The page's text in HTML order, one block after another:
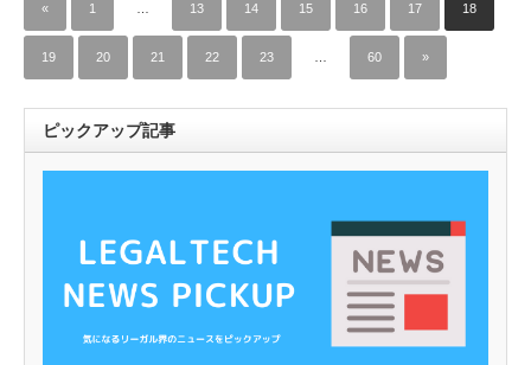
« 1 13 14 15 16 17 18
19 20 21 22 23 60 »
ピックアップ記事